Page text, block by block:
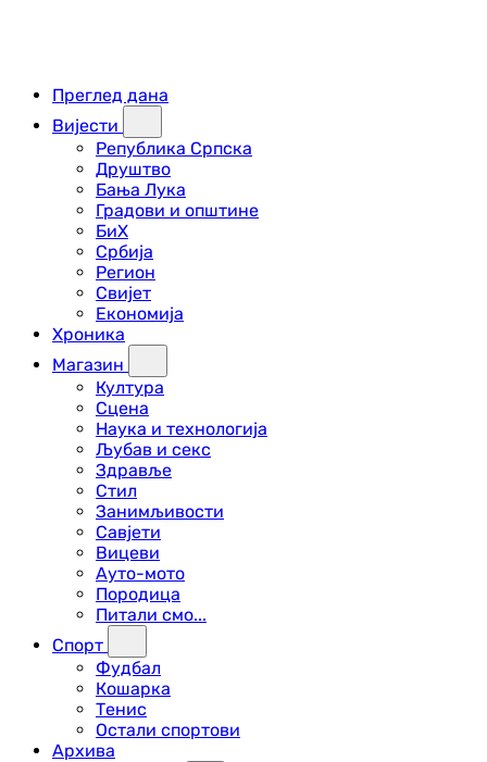
Преглед дана
Вијести
Република Српска
Друштво
Бања Лука
Градови и општине
БиХ
Србија
Регион
Свијет
Економија
Хроника
Магазин
Култура
Сцена
Наука и технологија
Љубав и секс
Здравље
Стил
Занимљивости
Савјети
Вицеви
Ауто-мото
Породица
Питали смо...
Спорт
Фудбал
Кошарка
Тенис
Остали спортови
Архива